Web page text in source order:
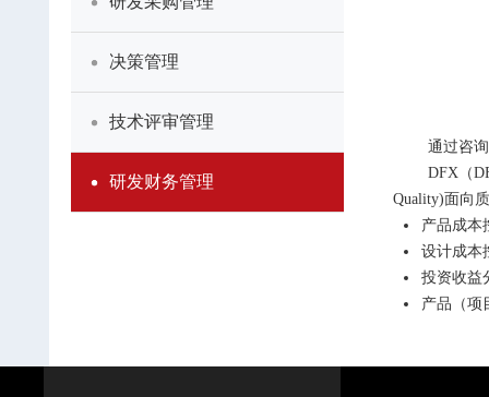
决策管理
技术评审管理
研发财务管理
通过咨询
DFX（DFC
Quality)面向
产品成本
设计成本
投资收益
产品（项